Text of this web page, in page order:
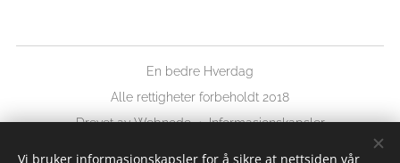
En bedre Hverdag
Alle rettigheter forbeholdt 2018
Drevet avWebnode Informasjonskapsler
Språk
Vi bruker informasjonskapsler for å sikre at nettsiden vår